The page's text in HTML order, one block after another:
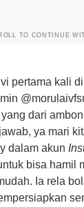
TO CONTINUE
pertama kali
dari
ya mari
dalam akun
bisa hamil
Ia rela